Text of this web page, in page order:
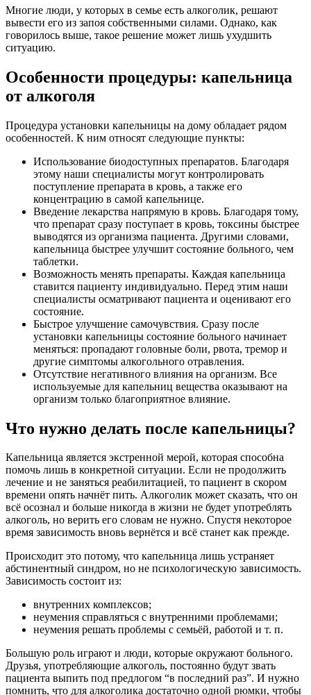
Многие люди, у которых в семье есть алкоголик, решают
вывести его из запоя собственными силами. Однако, как
говорилось выше, такое решение может лишь ухудшить
ситуацию.
Особенности процедуры: капельница
от алкоголя
Процедура установки капельницы на дому обладает рядом
особенностей. К ним относят следующие пункты:
Использование биодоступных препаратов. Благодаря
этому наши специалисты могут контролировать
поступление препарата в кровь, а также его
концентрацию в самой капельнице.
Введение лекарства напрямую в кровь. Благодаря тому,
что препарат сразу поступает в кровь, токсины быстрее
выводятся из организма пациента. Другими словами,
капельница быстрее улучшит состояние больного, чем
таблетки.
Возможность менять препараты. Каждая капельница
ставится пациенту индивидуально. Перед этим наши
специалисты осматривают пациента и оценивают его
состояние.
Быстрое улучшение самочувствия. Сразу после
установки капельницы состояние больного начинает
меняться: пропадают головные боли, рвота, тремор и
другие симптомы алкогольного отравления.
Отсутствие негативного влияния на организм. Все
используемые для капельниц вещества оказывают на
организм только благоприятное влияние.
Что нужно делать после капельницы?
Капельница является экстренной мерой, которая способна
помочь лишь в конкретной ситуации. Если не продолжить
лечение и не заняться реабилитацией, то пациент в скором
времени опять начнёт пить. Алкоголик может сказать, что он
всё осознал и больше никогда в жизни не будет употреблять
алкоголь, но верить его словам не нужно. Спустя некоторое
время зависимость вновь вернётся и всё станет как прежде.
Происходит это потому, что капельница лишь устраняет
абстинентный синдром, но не психологическую зависимость.
Зависимость состоит из:
внутренних комплексов;
неумения справляться с внутренними проблемами;
неумения решать проблемы с семьёй, работой и т. п.
Большую роль играют и люди, которые окружают больного.
Друзья, употребляющие алкоголь, постоянно будут звать
пациента выпить под предлогом “в последний раз”. И нужно
помнить, что для алкоголика достаточно одной рюмки, чтобы